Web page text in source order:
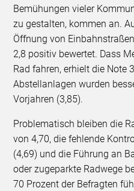
Bemühungen vieler
zu gestalten, kommen an.
Öffnung von
2,8 positiv bewertet. Dass
Rad fahren, erhielt die Note
Abstellanlagen wurden
Vorjahren (3,85).
Problematisch bleiben die
von 4,70, die fehlende
(4,69) und die Führung an
oder zugeparkte Radwege
70 Prozent der Befragten